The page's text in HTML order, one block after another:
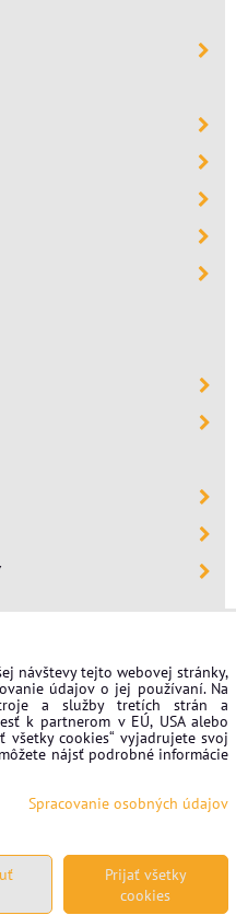
údajov
návštevy tejto webovej stránky,
údajov o jej používaní. Na
a služby tretích strán a
k partnerom v EÚ, USA alebo
cookies“ vyjadrujete svoj
nájsť podrobné informácie
Spracovanie osobných údajov
Prijať všetky
cookies